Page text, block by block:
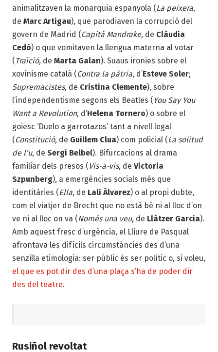
animalitzaven la monarquia espanyola (La peixera,
de Marc Artigau), que parodiaven la corrupció del
govern de Madrid (Capità Mandrake, de Clàudia
Cedó) o que vomitaven la llengua materna al votar
(Traïció, de Marta Galan). Suaus ironies sobre el
xovinisme català (Contra la pàtria, d’Esteve Soler;
Supremacistes, de Cristina Clemente), sobre
l’independentisme segons els Beatles ( You Say You
Want a Revolution, d’Helena Tornero) o sobre el
goiesc ‘Duelo a garrotazos’ tant a nivell legal
(Constitució, de Guillem Clua) com policial (La solitud
de l’u, de Sergi Belbel). Bifurcacions al drama
familiar dels presos ( Vis-a-vis, de Victoria
Szpunberg), a emergències socials més que
identitàries (Ella, de Lali Àlvarez) o al propi dubte,
com el viatjer de Brecht que no està bé ni al lloc d’on
ve ni al lloc on va (Només una veu, de Llàtzer Garcia).
Amb aquest fresc d’urgència, el Lliure de Pasqual
afrontava les difícils circumstàncies des d’una
senzilla etimologia: ser públic és ser polític o, si voleu,
el que es pot dir des d’una plaça s’ha de poder dir
des del teatre.
Rusiñol revoltat